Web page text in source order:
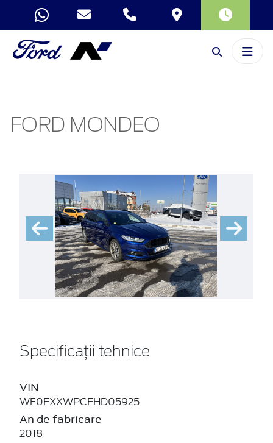
FORD MONDEO
Specificații tehnice
VIN
WF0FXXWPCFHD05925
An de fabricare
2018